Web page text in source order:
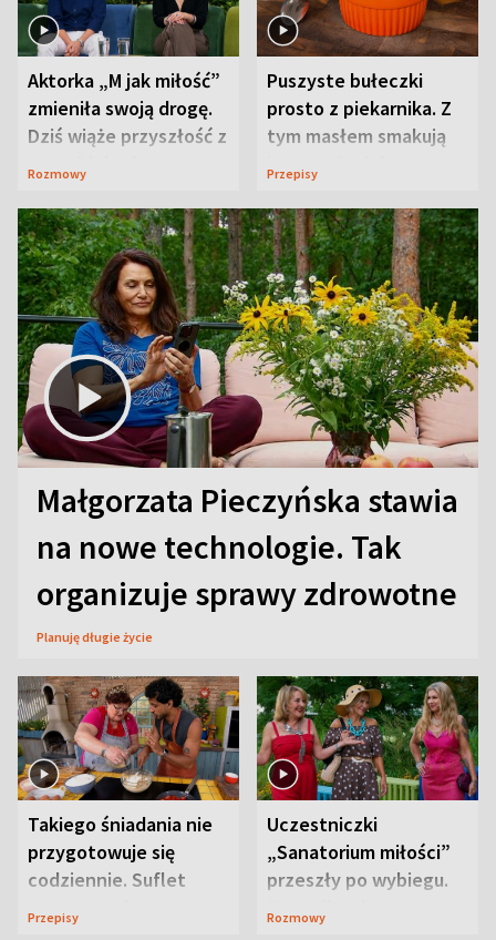
Aktorka „M jak miłość”
zmieniła swoją drogę.
Dziś wiąże przyszłość z
neurobiologią
Rozmowy
Puszyste bułeczki
prosto z piekarnika. Z
tym masłem smakują
jeszcze lepiej
Przepisy
Małgorzata Pieczyńska stawia
na nowe technologie. Tak
organizuje sprawy zdrowotne
Planuję długie życie
Takiego śniadania nie
przygotowuje się
codziennie. Suflet
serowy zachwyca
Przepisy
Uczestniczki
„Sanatorium miłości”
przeszły po wybiegu.
Te stylizacje
Rozmowy